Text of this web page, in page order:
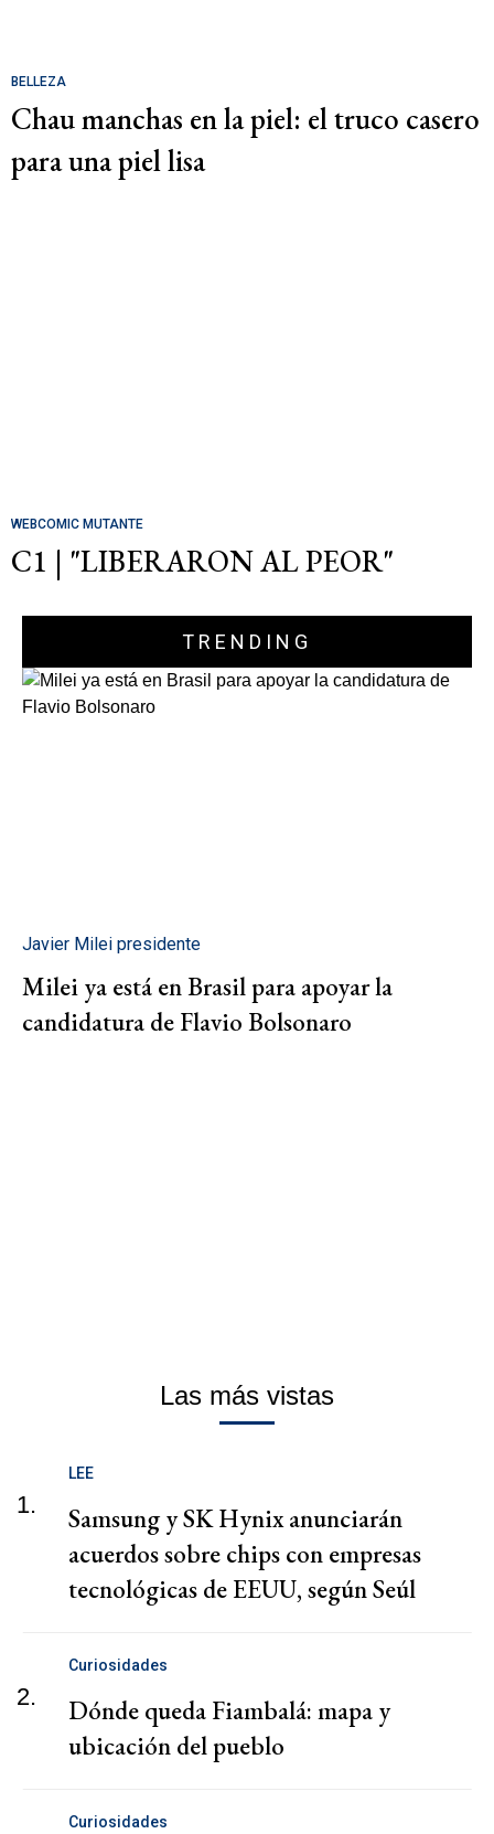
BELLEZA
Chau manchas en la piel: el truco casero
para una piel lisa
WEBCOMIC MUTANTE
C1 | "LIBERARON AL PEOR"
TRENDING
Javier Milei presidente
Milei ya está en Brasil para apoyar la
candidatura de Flavio Bolsonaro
Las más vistas
1.
LEE
Samsung y SK Hynix anunciarán
acuerdos sobre chips con empresas
tecnológicas de EEUU, según Seúl
2.
Curiosidades
Dónde queda Fiambalá: mapa y
ubicación del pueblo
Curiosidades